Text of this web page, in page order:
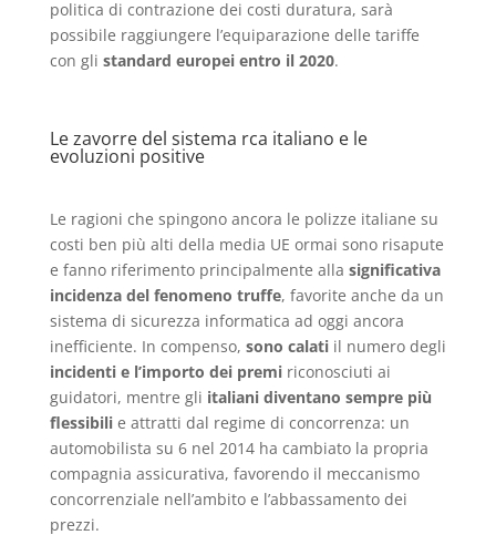
politica di contrazione dei costi duratura, sarà
possibile raggiungere l’equiparazione delle tariffe
con gli standard europei entro il 2020.
Le zavorre del sistema rca italiano e le
evoluzioni positive
Le ragioni che spingono ancora le polizze italiane su
costi ben più alti della media UE ormai sono risapute
e fanno riferimento principalmente alla significativa
incidenza del fenomeno truffe, favorite anche da un
sistema di sicurezza informatica ad oggi ancora
inefficiente. In compenso, sono calatiil numero degli
incidenti e l’importo dei premiriconosciuti ai
guidatori, mentre gli italiani diventano sempre più
flessibilie attratti dal regime di concorrenza: un
automobilista su 6 nel 2014 ha cambiato la propria
compagnia assicurativa, favorendo il meccanismo
concorrenziale nell’ambito e l’abbassamento dei
prezzi.